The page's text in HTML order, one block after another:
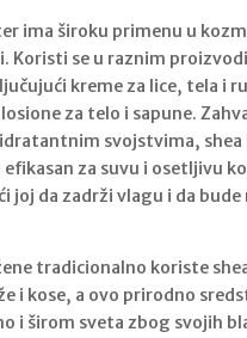
ima široku primenu u
Koristi se u raznim
kreme za lice, tela i
za telo i sapune.
svojstvima, shea
efikasan za suvu i osetljivu
joj da zadrži vlagu i da bude
tradicionalno koriste
i kose, a ovo prirodno
i širom sveta zbog svojih